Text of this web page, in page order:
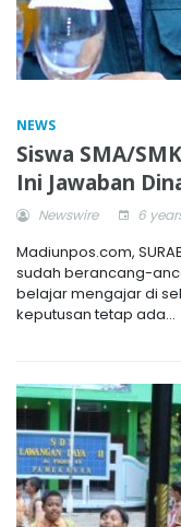
NEWS
Siswa SMA/
Ini Jawaban
Newswire 6
Madiunpos.com,
sudah berancang-
belajar mengajar di
keputusan tetap ada...